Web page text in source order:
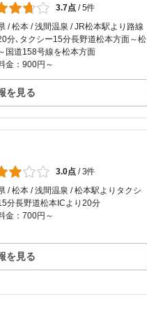
3.7点 /5件
/ 松本 / 浅間温泉 / JR松本駅より路線
分､タクシー15分長野道松本方面～松
国道158号線を松本方面
金：900円～
を見る
3.0点 /3件
/ 松本 / 浅間温泉 / 松本駅よりタクシ
分長野道松本ICより20分
金：700円～
を見る